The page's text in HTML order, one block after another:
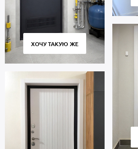
ХОЧУ ТАКУЮ ЖЕ